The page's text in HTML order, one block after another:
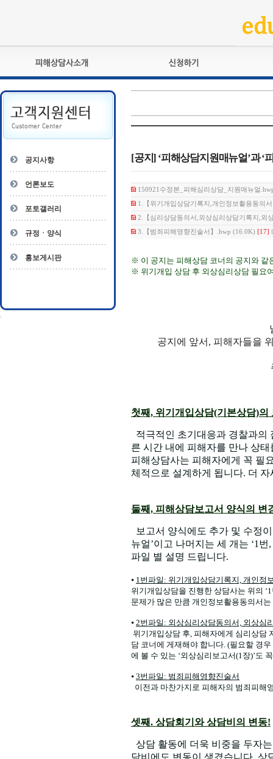
피해상담사란?
자격관리규정
상담사 자격증 확인
- 피해상담사 1급
- 전문수련감독자
- 전문수련기관
교육훈련
자격복원
공지사항
언론보도
포토갤러리
규정ㆍ양식
홍보게시판
[공지] ‘피해상담지원매뉴얼’과 ‘
150921수정본_피해심리상담_지원매뉴얼
1.【위기개입상담기록지,개인정보활용동의
2.【심리상담동의서,외상심리상담기록지,외
3.【범죄피해영향진술서】.hwp (16.0K) [17]
※ 이 공지는 피해상담 코너의 공지와 같
※ 위기개입 상담 후 외상심리상담 필요
공지에 앞서, 피해자들을
첫째, 위기개입상담(기본상담)의
적극적인 초기대응과 경찰과의
른 시간 내에 피해자를 만나 상
피해상담사는 피해자에게 꼭 필
체적으로 설계하게 됩니다. 더
둘째, 피해상담보고서 양식의 변
보고서 양식에도 추가 및 수정
뉴얼’이고 나머지는 세 개는 ‘1
파일 별 설명 드립니다.
⦁ 1번파일: 위기개입상담기록지, 개인정
위기개입상담을 진행한 상담사는 위의
문제가 많은 만큼 개인정보활용동의서
⦁ 2번파일: 외상심리상담동의서, 외상심
위기개입상담 후, 피해자에게 심리상담
담 코너에 게재해야 합니다. (필요할 경
에 볼 수 있는 ‘외상심리보고서(1장)’도
⦁ 3번파일: 범죄피해영향진술서
이전과 마찬가지로 피해자의 범죄피해
셋째. 상담회기와 상담비의 변동!
상담 활동에 더욱 비중을 두자
담비에도 변동이 생겼습니다. 상